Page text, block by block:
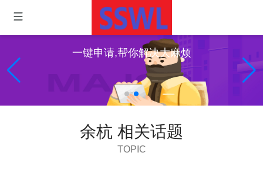
一键申请,帮你解决大麻烦
余杭 相关话题
TOPIC